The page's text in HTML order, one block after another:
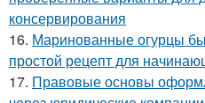
консервирования
16. Маринованные огурцы
простой рецепт для
17. Правовые основы